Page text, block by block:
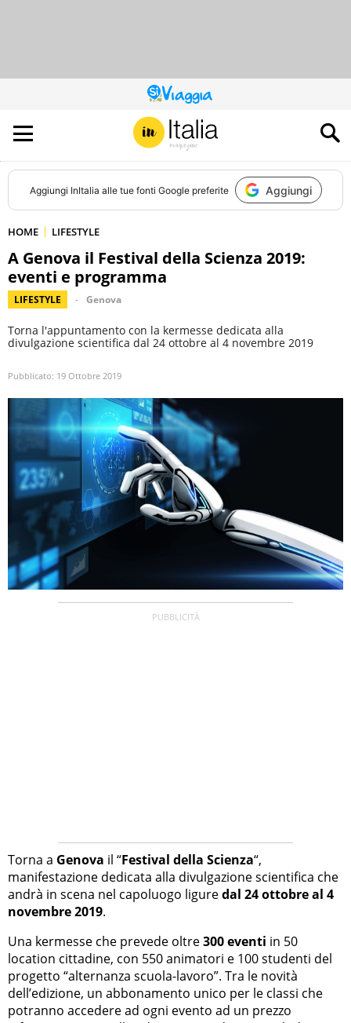
QUESTO
SITO
CONTRIBUISCE
ALL’AUDIENCE
DI
Aggiungi InItalia alle tue fonti Google preferite Aggiungi
HOME LIFESTYLE
A Genova il Festival della Scienza 2019:
eventi e programma
LIFESTYLE Genova
Torna l'appuntamento con la kermesse dedicata alla
divulgazione scientifica dal 24 ottobre al 4 novembre 2019
Pubblicato: 19 Ottobre 2019
Torna a Genova il “Festival della Scienza“,
manifestazione dedicata alla divulgazione scientifica che
andrà in scena nel capoluogo liguredal 24 ottobre al 4
novembre 2019.
Una kermesse che prevede oltre300 eventi in 50
location cittadine, con 550 animatori e 100 studenti del
progetto “alternanza scuola-lavoro”. Tra le novità
dell’edizione, un abbonamento unico per le classi che
potranno accedere ad ogni evento ad un prezzo